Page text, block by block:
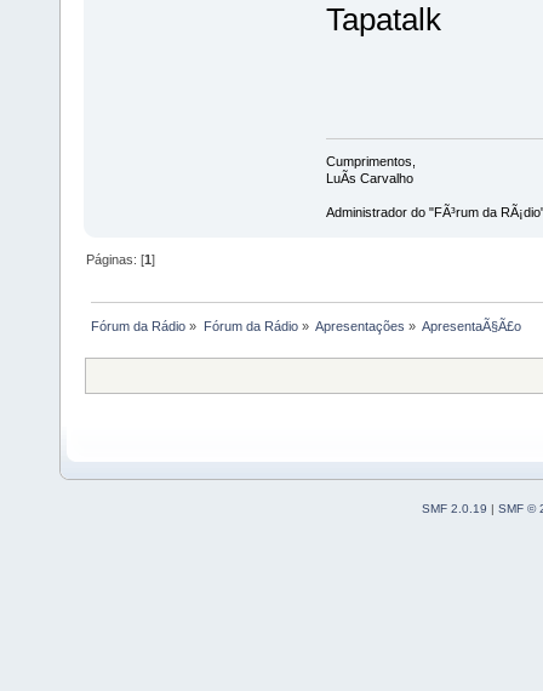
Tapatalk
Cumprimentos,
LuÃ­s Carvalho
Administrador do "FÃ³rum da
Páginas: [1]
Fórum da Rádio » Fórum da Rádio» Apresentações » ApresentaÃ§Ã£o
SMF 2.0.19 | SMF ©